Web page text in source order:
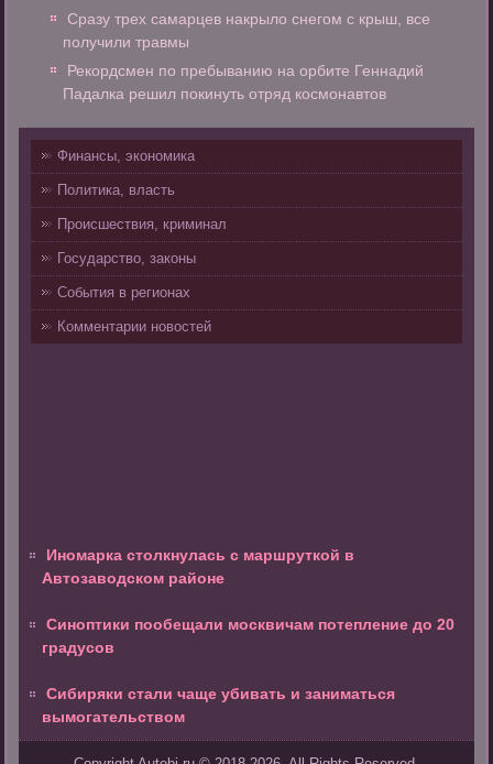
Сразу трех самарцев накрыло снегом с крыш, все
получили травмы
Рекордсмен по пребыванию на орбите Геннадий
Падалка решил покинуть отряд космонавтов
Финансы, экономика
Политика, власть
Происшествия, криминал
Государство, законы
События в регионах
Комментарии новостей
Иномарка столкнулась с маршруткой в
Автозаводском районе
Синоптики пообещали москвичам потепление до 20
градусов
Сибиряки стали чаще убивать и заниматься
вымогательством